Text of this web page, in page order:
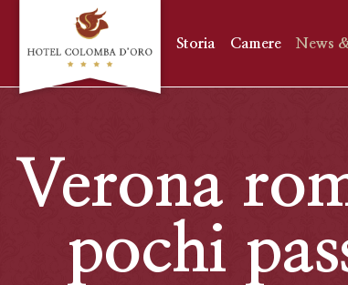
Storia Camere News
Verona
pochi